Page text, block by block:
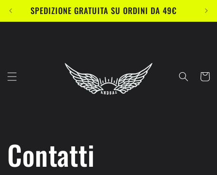
passerSPEDIZIONE GRATUITA SU ORDINI DA 49€
Panier
Contatti